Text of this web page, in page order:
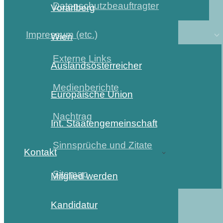
Datenschutzbeauftragter
Impressum (etc.)
Externe Links
Medienberichte
Nachtrag
Sinnsprüche und Zitate
Sitemap
Vorarlberg
Wien
Auslandsösterreicher
Europäische Union
Int. Staatengemeinschaft
Kontakt
Mitglied werden
Kandidatur